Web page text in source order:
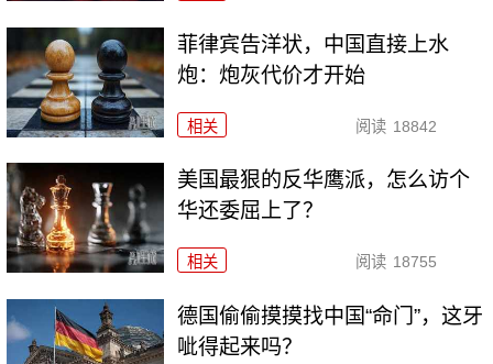
菲律宾告洋状，中国直接上水
炮：炮灰代价才开始
相关 阅读 18842
美国最狠的反华鹰派，怎么访个
华还委屈上了？
相关 阅读 18755
德国偷偷摸摸找中国“命门”，这牙
呲得起来吗？